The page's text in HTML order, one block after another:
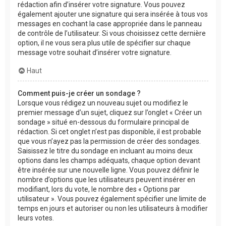
rédaction afin d’insérer votre signature. Vous pouvez
également ajouter une signature qui sera insérée à tous vos
messages en cochant la case appropriée dans le panneau
de contrôle de l’utilisateur. Si vous choisissez cette dernière
option, il ne vous sera plus utile de spécifier sur chaque
message votre souhait d’insérer votre signature.
Haut
Comment puis-je créer un sondage ?
Lorsque vous rédigez un nouveau sujet ou modifiez le
premier message d’un sujet, cliquez sur l’onglet « Créer un
sondage » situé en-dessous du formulaire principal de
rédaction. Si cet onglet n’est pas disponible, il est probable
que vous n’ayez pas la permission de créer des sondages.
Saisissez le titre du sondage en incluant au moins deux
options dans les champs adéquats, chaque option devant
être insérée sur une nouvelle ligne. Vous pouvez définir le
nombre d’options que les utilisateurs peuvent insérer en
modifiant, lors du vote, le nombre des « Options par
utilisateur ». Vous pouvez également spécifier une limite de
temps en jours et autoriser ou non les utilisateurs à modifier
leurs votes.